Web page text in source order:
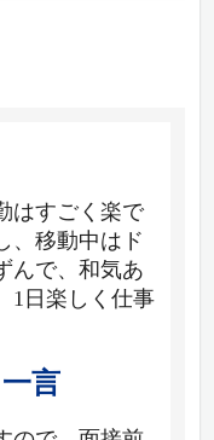
はすごく楽で
、移動中はド
んで、和気あ
1日楽しく仕事
言